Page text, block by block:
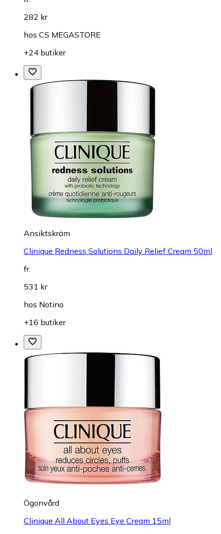
282 kr
hos CS MEGASTORE
+24 butiker
Ansiktskräm
Clinique Redness Solutions Daily Relief Cream 50ml
fr.
531 kr
hos Notino
+16 butiker
Ögonvård
Clinique All About Eyes Eye Cream 15ml